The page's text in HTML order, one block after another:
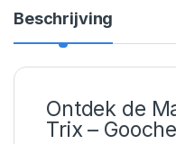
Beschrijving
Ontdek de
Trix –